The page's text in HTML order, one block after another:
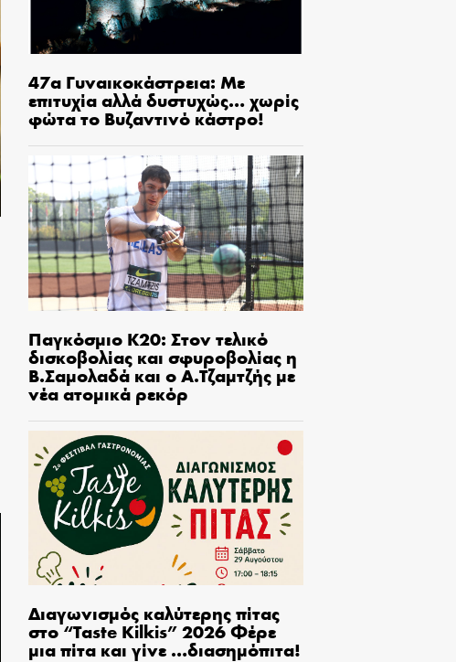
47α Γυναικοκάστρεια: Με
επιτυχία αλλά δυστυχώς… χωρίς
φώτα το Βυζαντινό κάστρο!
Παγκόσμιο Κ20: Στον τελικό
δισκοβολίας και σφυροβολίας η
Β.Σαμολαδά και ο Α.Τζαμτζής με
νέα ατομικά ρεκόρ
Διαγωνισμός καλύτερης πίτας
στο “Taste Kilkis” 2026 Φέρε
μια πίτα και γίνε …διασημόπιτα!